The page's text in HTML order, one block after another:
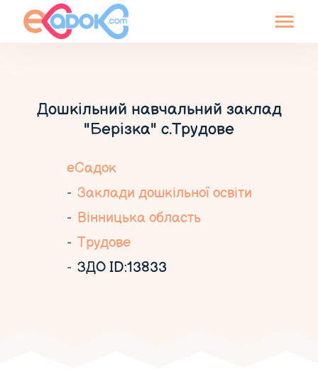
Дошкільний навчальний заклад
"Берізка" с.Трудове
еСадок
Заклади дошкільної освіти
Вінницька область
Трудове
ЗДО ID:13833